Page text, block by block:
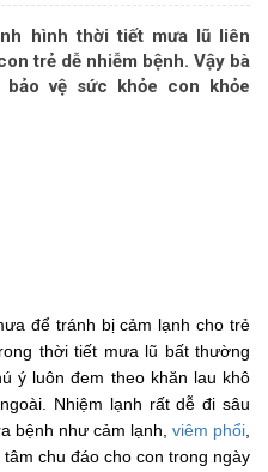
hình thời tiết mưa lũ liên
trẻ dễ nhiễm bệnh. Vậy bà
vệ sức khỏe con khỏe
để tránh bị cảm lạnh cho trẻ
thời tiết mưa lũ bất thường
ý luôn đem theo khăn lau khô
Nhiệm lạnh rất dễ đi sâu
bệnh như cảm lạnh, viêm phổi
chu đáo cho con trong ngày